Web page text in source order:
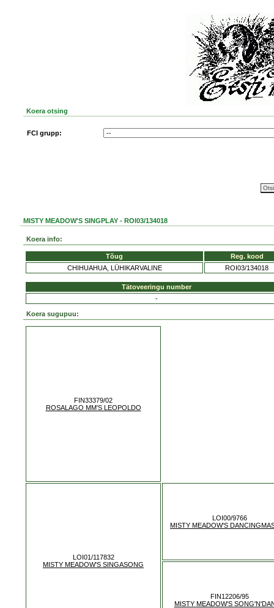
Koera otsing
FCI grupp:
MISTY MEADOW'S SINGPLAY - ROI03/134018
Koera info:
Tõug
Reg. kood
CHIHUAHUA, LÜHIKARVALINE
ROI03/134018
Tätoveeringu number
-
Koera sugupuu:
FIN33379/02
ROSALAGO MM'S LEOPOLDO
LOI01/117832
MISTY MEADOW'S SINGASONG
LOI00/9766
MISTY MEADOW'S
FIN12206/95
MISTY MEADOW'S